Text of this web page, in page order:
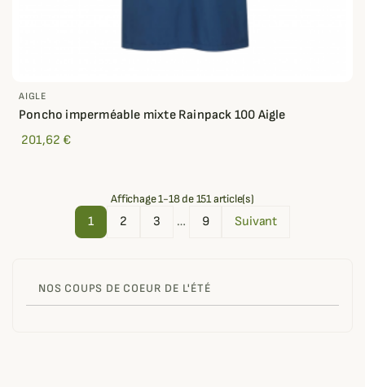
NOS COUPS DE COEUR DE L'ÉTÉ
AIGLE
Poncho imperméable mixte Rainpack 100 Aigle
201,62 €
Affichage 1-18 de 151 article(s)
1 2 3 … 9 Suivant